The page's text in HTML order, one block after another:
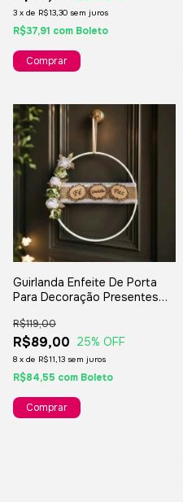
3 x de R$13,30 sem juros
R$37,91 com Boleto
Guirlanda Enfeite De Porta
Para Decoração Presentes
Gratidão Paz
R$89,00
R$119,00
25% OFF
8 x de R$11,13 sem juros
R$84,55 com Boleto